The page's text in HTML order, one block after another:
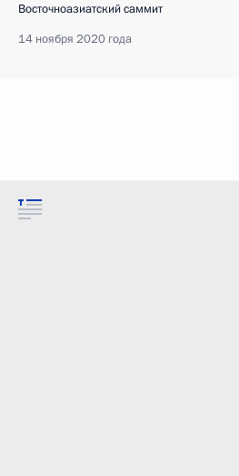
Восточноазиатский саммит
14 ноября 2020 года